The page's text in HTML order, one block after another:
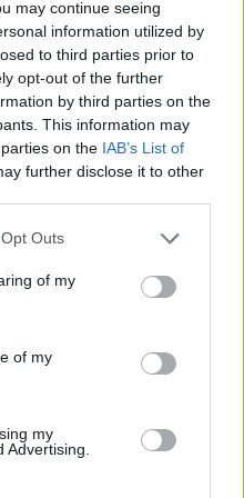
may continue seeing
information utilized by
to third parties prior to
opt-out of the further
by third parties on the
This information may
on the IAB’s List of
further disclose it to other
Outs
of my
of my
my
Advertising.
Zenith INAT 35/40
för 5 minuter sedan i
1 timme sedan Off topic
öppnar hela
för 15 timmar sedan
av helt fel